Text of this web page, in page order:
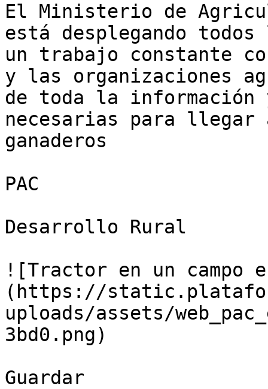
El Ministerio de
está desplegando
un trabajo constante
y las organizaciones
de toda la información
necesarias para
ganaderos
PAC
Desarrollo Rural
![Tractor en un campo
(https://
uploads/assets/
3bd0.png)
Guardar